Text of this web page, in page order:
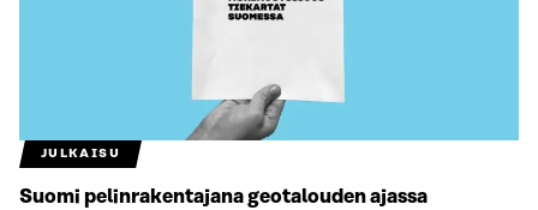
JULKAISU
Suomi pelinrakentajana geotalouden ajassa